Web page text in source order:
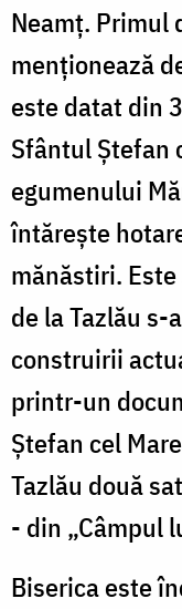
Neamț. Primul
menționează
este datat din
Sfântul Ștefan
egumenului
întărește
mănăstiri.
de la Tazlău
construirii
printr-un
Ștefan cel
Tazlău două
- din „Câmpul
Biserica este